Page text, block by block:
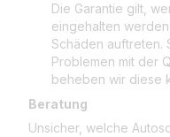
Die Garantie gilt,
eingehalten
Schäden auftreten.
Problemen mit der
beheben wir diese
Beratung
Unsicher, welche